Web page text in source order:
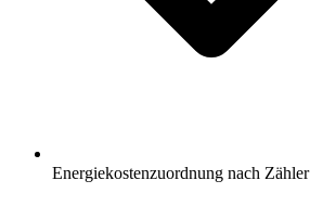
Energiekostenzuordnung nach Zähler